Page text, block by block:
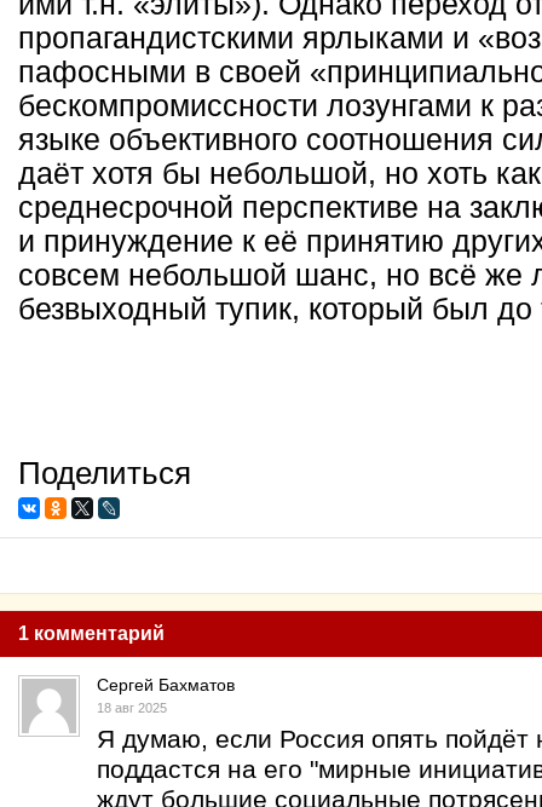
пропагандистскими ярлыками и
пафосными в своей
бескомпромиссности лозунгами к
языке объективного соотношения
даёт хотя бы небольшой, но хоть
среднесрочной перспективе на
и принуждение к её принятию
совсем небольшой шанс, но всё же
безвыходный тупик, который был до
Поделиться
1 комментарий
Сергей Бахматов
18 авг 2025
Я думаю, если Россия опять пойдёт
поддастся на его "мирные
ждут большие социальные